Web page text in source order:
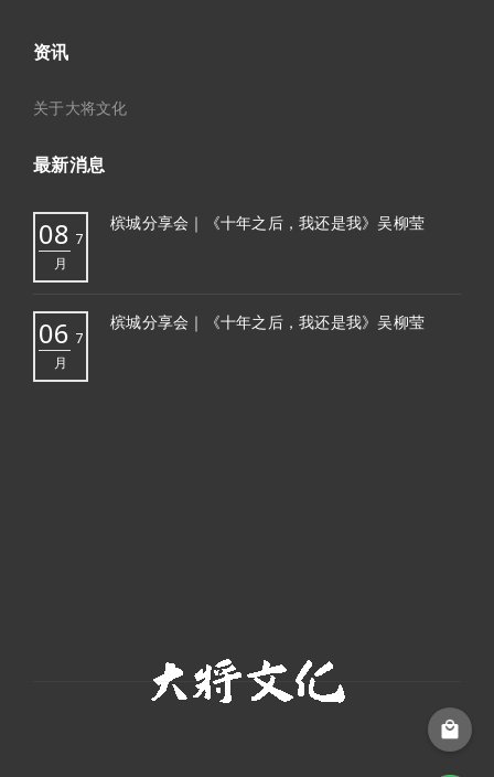
资讯
关于大将文化
最新消息
08 7
月
槟城分享会｜《十年之后，我还是我》吴柳莹
06 7
月
槟城分享会｜《十年之后，我还是我》吴柳莹